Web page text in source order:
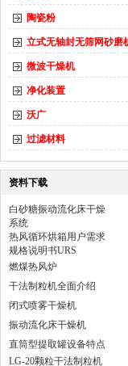
陶瓷粉
立式无轴封无筛网砂磨
微波干燥机
净化装置
沃广
过滤材料
资料下载
白砂糖振动流化床干燥
系统
热风循环烘箱用户需求
规格说明书URS
燃煤热风炉
干法制粒机全面介绍
闭式喷雾干燥机
振动流化床干燥机
直筒型提取罐设备特点
LG-20颗粒干法制粒机